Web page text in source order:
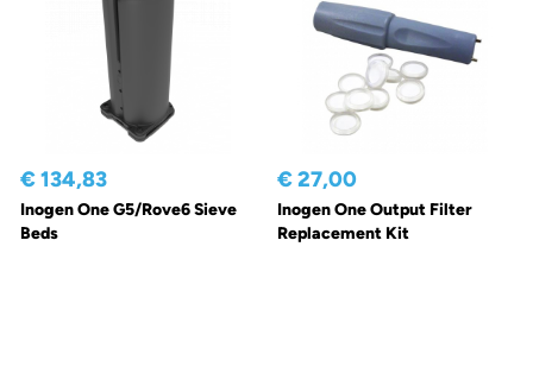
€ 134,83
Inogen One G5/Rove6 Sieve
Beds
€ 27,00
Inogen One Output Filter
Replacement Kit